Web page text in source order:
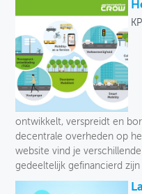
ontwikkelt, verspreidt en
decentrale overheden op
website vind je
gedeeltelijk gefinancierd